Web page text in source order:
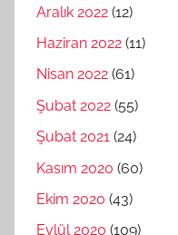
Aralık 2022 (12)
Haziran 2022 (11)
Nisan 2022 (61)
Şubat 2022 (55)
Şubat 2021 (24)
Kasım 2020 (60)
Ekim 2020 (43)
Eylül 2020 (109)